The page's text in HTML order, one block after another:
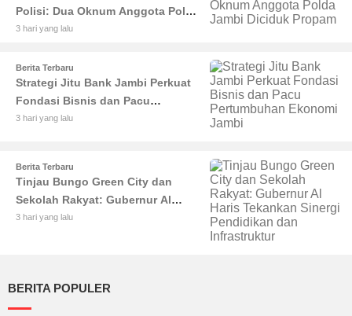
Polisi: Dua Oknum Anggota Polda
Jambi Diciduk Propam
3 hari yang lalu
Berita Terbaru
Strategi Jitu Bank Jambi Perkuat
Fondasi Bisnis dan Pacu
Pertumbuhan Ekonomi Jambi
3 hari yang lalu
Berita Terbaru
Tinjau Bungo Green City dan
Sekolah Rakyat: Gubernur Al
Haris Tekankan Sinergi
3 hari yang lalu
BERITA POPULER